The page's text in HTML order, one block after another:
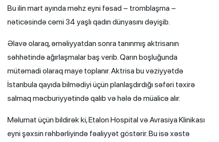
Bu ilin mart ayında məhz eyni fəsad – tromblaşma –
nəticəsində cəmi 34 yaşlı qadın dünyasını dəyişib.
Əlavə olaraq, əməliyyatdan sonra tanınmış aktrisanın
səhhətində ağırlaşmalar baş verib. Qarın boşluğunda
mütəmadi olaraq maye toplanır. Aktrisa bu vəziyyətdə
İstanbula qayıda bilmədiyi üçün planlaşdırdığı səfəri təxirə
salmaq məcburiyyətində qalıb və hələ də müalicə alır.
Məlumat üçün bildirək ki, Etalon Hospital və Avrasiya Klinikası
eyni şəxsin rəhbərliyində fəaliyyət göstərir. Bu isə xəstə